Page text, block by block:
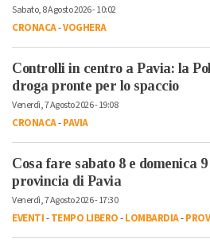
Sabato, 8 Agosto 2026 - 10:02
CRONACA-VOGHERA
Controlli in centro a Pavia: la
droga pronte per lo spaccio
Venerdì, 7 Agosto 2026 - 19:08
CRONACA-PAVIA
Cosa fare sabato 8 e domenica
provincia di Pavia
Venerdì, 7 Agosto 2026 - 17:30
EVENTI-TEMPO LIBERO-LOMBARDIA-